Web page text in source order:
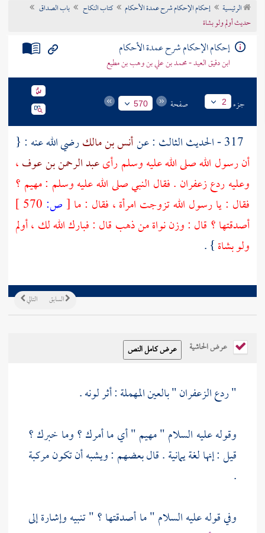
تراجم الأعلام
الرئيسية إحكام الإحكام شرح عمدة الأحكام كتاب النكاح
باب الصداق
حديث أولم ولو بشاة
إحكام الإحكام شرح عمدة الأحكام
ابن دقيق العيد - محمد بن علي بن وهب بن مطيع
جزء 2 صفحة 570
أنس بن مالكرضي الله عنه : {
أن رسول الله صلى الله عليه وسلم رأىعبد الرحمن بن عوف،
وعليه ردع زعفران . فقال النبي صلى الله عليه وسلم : مهيم ؟
فقال : يا رسول الله تزوجت امرأة ، فقال : ما [ص:
أصدقتها ؟ قال : وزن نواة من ذهب قال : فبارك الله لك ، أولم
ولو بشاة} .
التالي السابق
عرض الحاشية
" ردع الزعفران " بالعين المهملة : أثر لونه .
وقوله عليه السلام " مهيم " أي ما أمرك ؟ وما خبرك ؟
قيل : إنها لغة يمانية . قال بعضهم : ويشبه أن تكون مركبة
.
وفي قوله عليه السلام " ما أصدقتها ؟ " تنبيه وإشارة إلى